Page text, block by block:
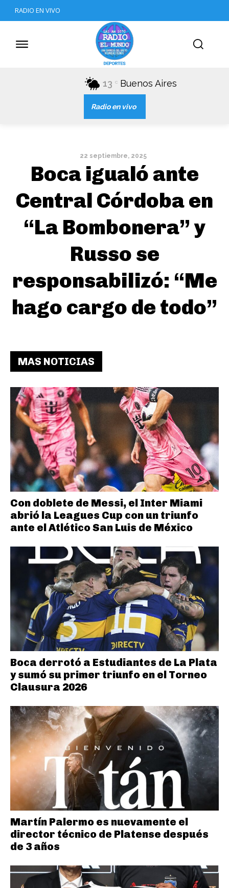
RADIO EN VIVO
13 C Buenos Aires
Radio en vivo
22 septiembre, 2025
Boca igualó ante
Central Córdoba en
“La Bombonera” y
Russo se
responsabilizó: “Me
hago cargo de todo”
MAS NOTICIAS
Con doblete de Messi, el Inter Miami
abrió la Leagues Cup con un triunfo
ante el Atlético San Luis de México
Boca derrotó a Estudiantes de La Plata
y sumó su primer triunfo en el Torneo
Clausura 2026
Martín Palermo es nuevamente el
director técnico de Platense después
de 3 años